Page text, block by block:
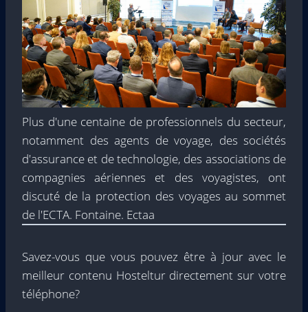
Plus d'une centaine de professionnels du secteur,
notamment des agents de voyage, des sociétés
d'assurance et de technologie, des associations de
compagnies aériennes et des voyagistes, ont
discuté de la protection des voyages au sommet
de l'ECTA. Fontaine. Ectaa
Savez-vous que vous pouvez être à jour avec le
meilleur contenu Hosteltur directement sur votre
téléphone?